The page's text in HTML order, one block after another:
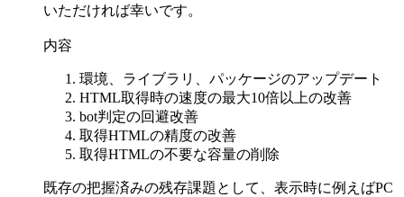
いただければ幸いです。
内容
環境、ライブラリ、パッケージのアップデート
HTML取得時の速度の最大10倍以上の改善
bot判定の回避改善
取得HTMLの精度の改善
取得HTMLの不要な容量の削除
既存の把握済みの残存課題として、表示時に例えばPC